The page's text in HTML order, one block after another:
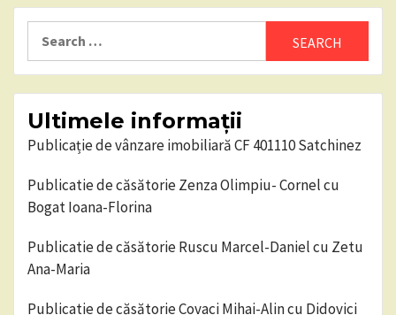
Ultimele informații
Publicație de vânzare imobiliară CF 401110 Satchinez
Publicatie de căsătorie Zenza Olimpiu- Cornel cu
Bogat Ioana-Florina
Publicatie de căsătorie Ruscu Marcel-Daniel cu Zetu
Ana-Maria
Publicatie de căsătorie Covaci Mihai-Alin cu Didovici